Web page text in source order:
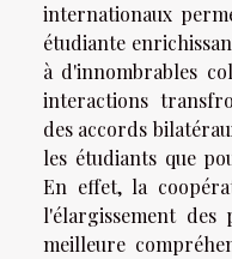
internationaux
étudiante
à d'innombrables
interactions
des accords
les étudiants que
En effet, la
l'élargissement des
meilleure